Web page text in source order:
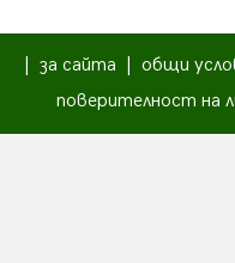
за сайта
общи
поверителност на